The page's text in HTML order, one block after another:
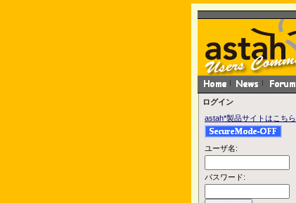
ログイン
astah*製品サイトはこちら
ユーザ名:
パスワード: